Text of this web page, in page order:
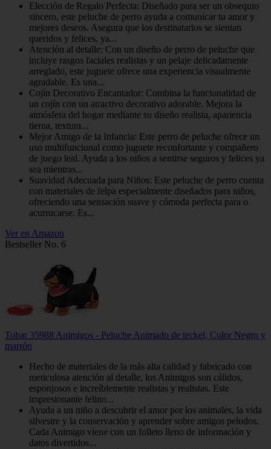
Elección de Regalo Perfecta: Diseñado para ser un obsequio
sincero, este peluche de perro ayuda a comunicar tu amor y
mejores deseos. Asegura que los destinatarios se sientan
queridos y felices, ya...
Atención al detalle: Con un diseño de perro de peluche que
incluye rasgos faciales realistas y un pelaje delicadamente
arreglado, este juguete ofrece una experiencia visualmente
agradable. Es una...
Cojín Decorativo Encantador: Combina la funcionalidad de
un cojín con un atractivo decorativo adorable. Mejora la
atmósfera del hogar mediante su diseño realista, apariencia
tierna, textura...
Mejor Amigo de la Infancia: Este perro de peluche ofrece un
uso multifuncional como juguete reconfortante y compañero
de juego leal. Ayuda a los niños a sentirse seguros y felices ya
sea mientras...
Suavidad Adecuada para Niños: Este peluche de perro cuenta
con materiales de felpa especialmente diseñados para niños,
ofreciendo una sensación suave y cómoda perfecta para o
acurrucarse. Es...
Ver en Amazon
Bestseller No. 6
Tobar 35988 Animigos - Peluche Animado de teckel, Color Negro y
marrón
Hecho de materiales de la más alta calidad y fabricado con
meticulosa atención al detalle, los Animigos son cálidos,
esponjosos e increíblemente realistas y realistas. Este
impresionante felino...
Ayuda a un niño a descubrir el amor por los animales, la vida
silvestre y la conservación y aprender sobre amigos peludos.
Cada Animigo viene con un folleto lleno de información y
datos divertidos...